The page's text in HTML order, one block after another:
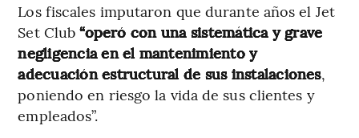
Los fiscales imputaron que durante años el Jet
Set Club“operó con una sistemática y grave
negligencia en el mantenimiento y
adecuación estructural de sus instalaciones,
poniendo en riesgo la vida de sus clientes y
empleados”.